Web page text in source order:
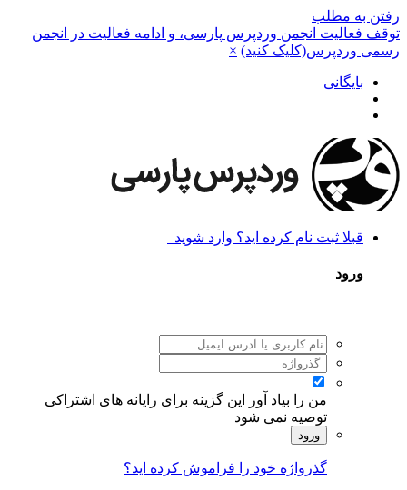
رفتن به مطلب
توقف فعالیت انجمن وردپرس پارسی، و ادامه فعالیت در انجمن
رسمی وردپرس(کلیک کنید) ×
بایگانی
قبلا ثبت نام کرده اید؟ وارد شوید
ورود
من را بیاد آور
این گزینه برای رایانه های اشتراکی
توصیه نمی شود
ورود
گذرواژه خود را فراموش کرده اید؟